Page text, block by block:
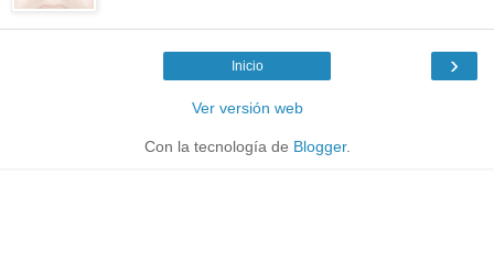
›
Inicio
Ver versión web
Con la tecnología de Blogger.